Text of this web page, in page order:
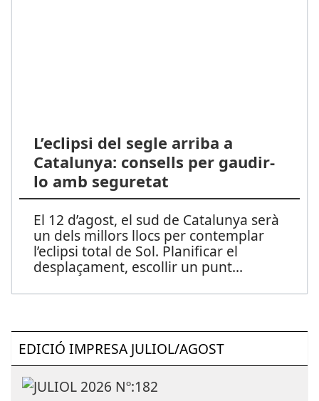
L’eclipsi del segle arriba a
Catalunya: consells per gaudir-
lo amb seguretat
El 12 d’agost, el sud de Catalunya serà
un dels millors llocs per contemplar
l’eclipsi total de Sol. Planificar el
desplaçament, escollir un punt...
EDICIÓ IMPRESA JULIOL/AGOST